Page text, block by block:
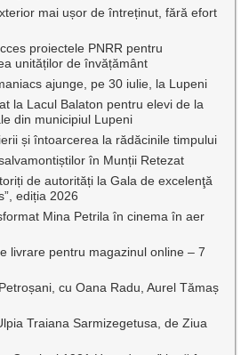
mai ușor de întreținut, fără efort
proiectele PNRR pentru
unităților de învățământ
ajunge, pe 30 iulie, la Lupeni
la Lacul Balaton pentru elevi de la
din municipiul Lupeni
și întoarcerea la rădăcinile timpului
în Munții Retezat
de autorități la Gala de excelenţă
ediția 2026
Mina Petrila în cinema în aer
livrare pentru magazinul online – 7
cu Oana Radu, Aurel Tămaș
Traiana Sarmizegetusa, de Ziua